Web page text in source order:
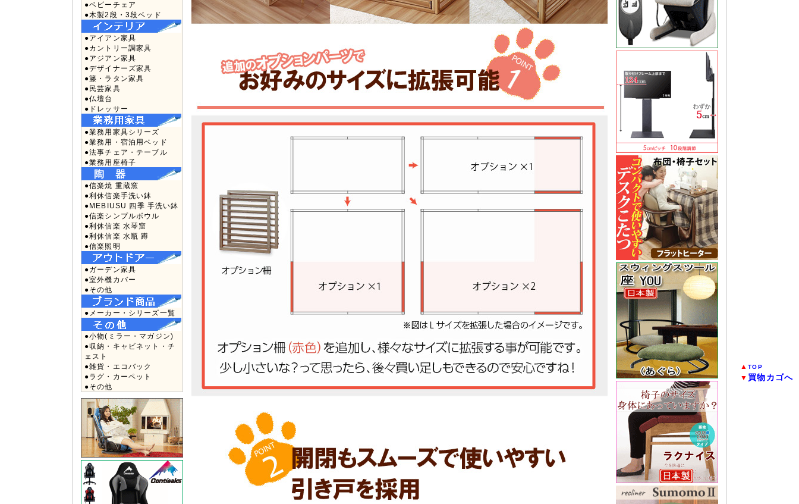
●ベビーチェア
●木製2段・3段ベッド
●アイアン家具
●カントリー調家具
●アジアン家具
●デザイナーズ家具
●籐・ラタン家具
●民芸家具
●仏壇台
●ドレッサー
●業務用家具シリーズ
●業務用・宿泊用ベッド
●法事チェア・テーブル
●業務用座椅子
●信楽焼 重蔵窯
●利休信楽手洗い鉢
●MEBIUSU 四季 手洗い鉢
●信楽シンプルボウル
●利休信楽 水琴窟
●利休信楽 水瓶 蹲
●信楽照明
●ガーデン家具
●室外機カバー
●その他
●メーカー・シリーズ一覧
●小物(ミラー・マガジン)
●収納・キャビネット・チ
ェスト
●雑貨・エコバック
●ラグ・カーペット
●その他
▲TOP
▼ 買物カゴへ